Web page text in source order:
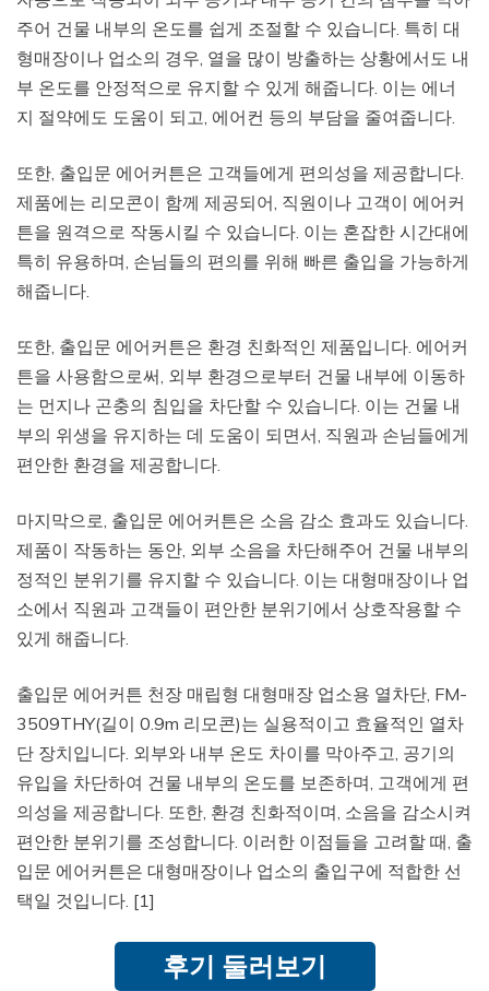
주어 건물 내부의 온도를 쉽게 조절할 수 있습니다. 특히 대
형매장이나 업소의 경우, 열을 많이 방출하는 상황에서도 내
부 온도를 안정적으로 유지할 수 있게 해줍니다. 이는 에너
지 절약에도 도움이 되고, 에어컨 등의 부담을 줄여줍니다.
또한, 출입문 에어커튼은 고객들에게 편의성을 제공합니다.
제품에는 리모콘이 함께 제공되어, 직원이나 고객이 에어커
튼을 원격으로 작동시킬 수 있습니다. 이는 혼잡한 시간대에
특히 유용하며, 손님들의 편의를 위해 빠른 출입을 가능하게
해줍니다.
또한, 출입문 에어커튼은 환경 친화적인 제품입니다. 에어커
튼을 사용함으로써, 외부 환경으로부터 건물 내부에 이동하
는 먼지나 곤충의 침입을 차단할 수 있습니다. 이는 건물 내
부의 위생을 유지하는 데 도움이 되면서, 직원과 손님들에게
편안한 환경을 제공합니다.
마지막으로, 출입문 에어커튼은 소음 감소 효과도 있습니다.
제품이 작동하는 동안, 외부 소음을 차단해주어 건물 내부의
정적인 분위기를 유지할 수 있습니다. 이는 대형매장이나 업
소에서 직원과 고객들이 편안한 분위기에서 상호작용할 수
있게 해줍니다.
출입문 에어커튼 천장 매립형 대형매장 업소용 열차단, FM-
3509THY(길이 0.9m 리모콘)는 실용적이고 효율적인 열차
단 장치입니다. 외부와 내부 온도 차이를 막아주고, 공기의
유입을 차단하여 건물 내부의 온도를 보존하며, 고객에게 편
의성을 제공합니다. 또한, 환경 친화적이며, 소음을 감소시켜
편안한 분위기를 조성합니다. 이러한 이점들을 고려할 때, 출
입문 에어커튼은 대형매장이나 업소의 출입구에 적합한 선
택일 것입니다. [1]
후기 둘러보기